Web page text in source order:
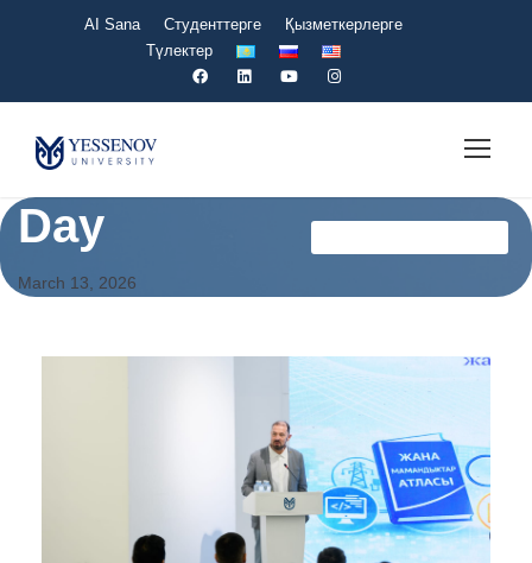
AI Sana Студенттерге
Қызметкерлерге
Түлектер
Day
March 13, 2026